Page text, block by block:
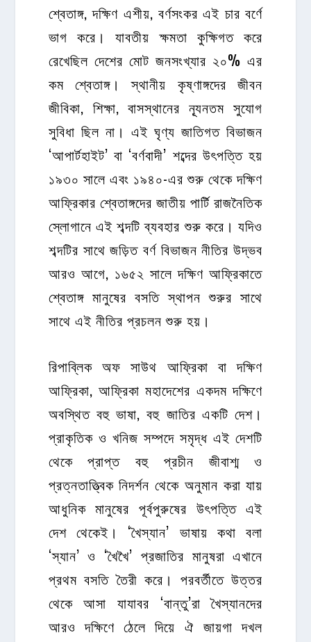
শ্বেতাঙ্গ, দক্ষিণ এশীয়, বর্ণসংকর এই চার বর্ণে
ভাগ করে। যাবতীয় ক্ষমতা কুক্ষিগত করে
রেখেছিল দেশের মোট জনসংখ্যার ২০% এর
কম শ্বেতাঙ্গ। স্থানীয় কৃষ্ণাঙ্গদের জীবন
জীবিকা, শিক্ষা, বাসস্থানের ন্যূনতম সুযোগ
সুবিধা ছিল না। এই ঘৃণ্য জাতিগত বিভাজন
‘আপার্টহাইট’ বা ‘বর্ণবাদী’ শব্দের উৎপত্তি হয়
১৯৩০ সালে এবং ১৯৪০-এর শুরু থেকে দক্ষিণ
আফ্রিকার শ্বেতাঙ্গদের জাতীয় পার্টি রাজনৈতিক
স্লোগানে এই শব্দটি ব্যবহার শুরু করে। যদিও
শব্দটির সাথে জড়িত বর্ণ বিভাজন নীতির উদ্ভব
আরও আগে, ১৬৫২ সালে দক্ষিণ আফ্রিকাতে
শ্বেতাঙ্গ মানুষের বসতি স্থাপন শুরুর সাথে
সাথে এই নীতির প্রচলন শুরু হয়।
রিপাব্লিক অফ সাউথ আফ্রিকা বা দক্ষিণ
আফ্রিকা, আফ্রিকা মহাদেশের একদম দক্ষিণে
অবস্থিত বহু ভাষা, বহু জাতির একটি দেশ।
প্রাকৃতিক ও খনিজ সম্পদে সমৃদ্ধ এই দেশটি
থেকে প্রাপ্ত বহু প্রচীন জীবাশ্ম ও
প্রত্নতাত্ত্বিক নিদর্শন থেকে অনুমান করা যায়
আধুনিক মানুষের পূর্বপুরুষের উৎপত্তি এই
দেশ থেকেই। ‘খৈস্যান’ ভাষায় কথা বলা
‘স্যান’ ও ‘খৈখৈ’ প্রজাতির মানুষরা এখানে
প্রথম বসতি তৈরী করে। পরবর্তীতে উত্তর
থেকে আসা যাযাবর ‘বান্তু’রা খৈস্যানদের
আরও দক্ষিণে ঠেলে দিয়ে ঐ জায়গা দখল